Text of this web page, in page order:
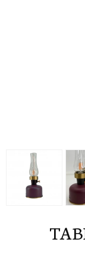
TABLE LAMP POMOX